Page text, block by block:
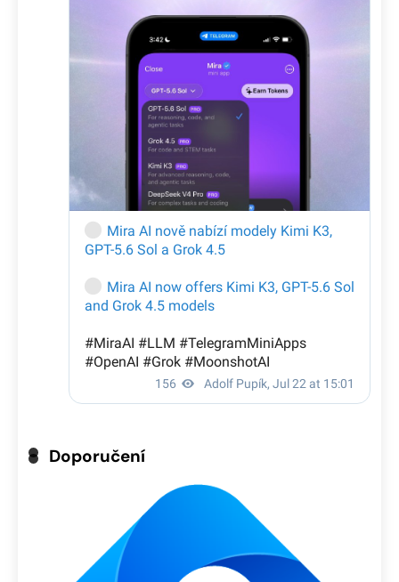
Doporučení